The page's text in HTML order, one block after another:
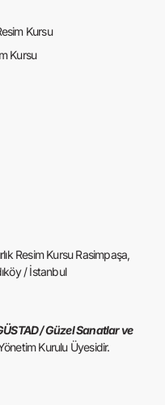
Kursu
Kursu
Resim Kursu Rasimpaşa,
/ İstanbul
/ Güzel Sanatlar ve
Kurulu Üyesidir.